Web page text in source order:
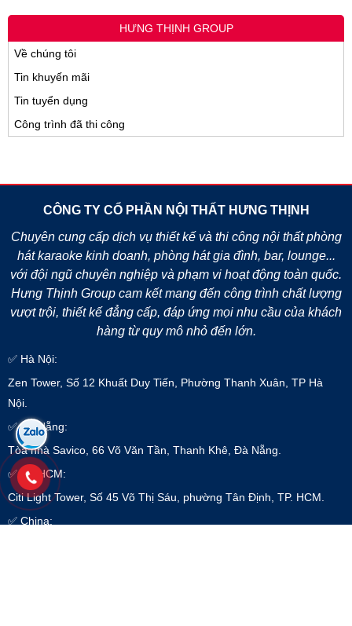
HƯNG THỊNH GROUP
Về chúng tôi
Tin khuyến mãi
Tin tuyển dụng
Công trình đã thi công
CÔNG TY CỔ PHẦN NỘI THẤT HƯNG THỊNH
Chuyên cung cấp dịch vụ thiết kế và thi công nội thất phòng
hát karaoke kinh doanh, phòng hát gia đình, bar, lounge...
với đội ngũ chuyên nghiệp và phạm vi hoạt động toàn quốc.
Hưng Thịnh Group cam kết mang đến công trình chất lượng
vượt trội, thiết kế đẳng cấp, đáp ứng mọi nhu cầu của khách
hàng từ quy mô nhỏ đến lớn.
✅ Hà Nội:
Zen Tower, Số 12 Khuất Duy Tiến, Phường Thanh Xuân, TP Hà
Nội.
✅ Đà Nẵng:
Tòa nhà Savico, 66 Võ Văn Tần, Thanh Khê, Đà Nẵng.
✅ TP HCM:
Citi Light Tower, Số 45 Võ Thị Sáu, phường Tân Định, TP. HCM.
✅ China: